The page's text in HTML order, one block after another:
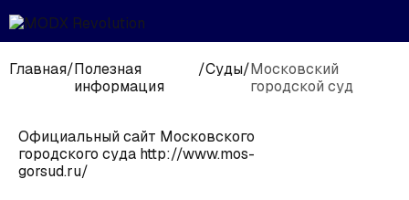
Главная/Полезная
информация
/Суды/Московский
городской суд
Официальный сайт Московского
городского суда http://www.mos-
gorsud.ru/